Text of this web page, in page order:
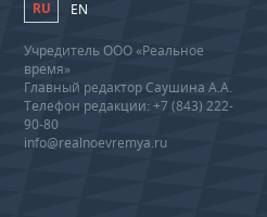
RU EN
Учредитель ООО «Реальное
время»
Главный редактор Саушина А.А.
Телефон редакции: +7 (843) 222-
90-80
info@realnoevremya.ru